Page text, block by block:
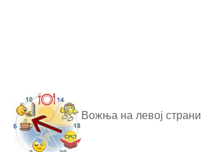
Вожња на левој страни